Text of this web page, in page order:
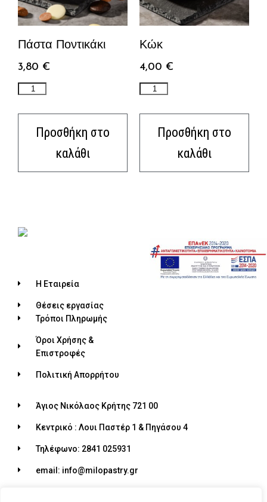
Πάστα Ποντικάκι
3,80 €
Προσθήκη στο
καλάθι
Κώκ
4,00 €
Προσθήκη στο
καλάθι
Η Εταιρεία
Θέσεις εργασίας
Τρόποι Πληρωμής
Όροι Χρήσης &
Επιστροφές
Πολιτική Απορρήτου
Άγιος Νικόλαος Κρήτης 721 00
Κεντρικό : Λουι Παστέρ 1 & Πηγάσου 4
Τηλέφωνο: 2841 025931
email: info@milopastry.gr